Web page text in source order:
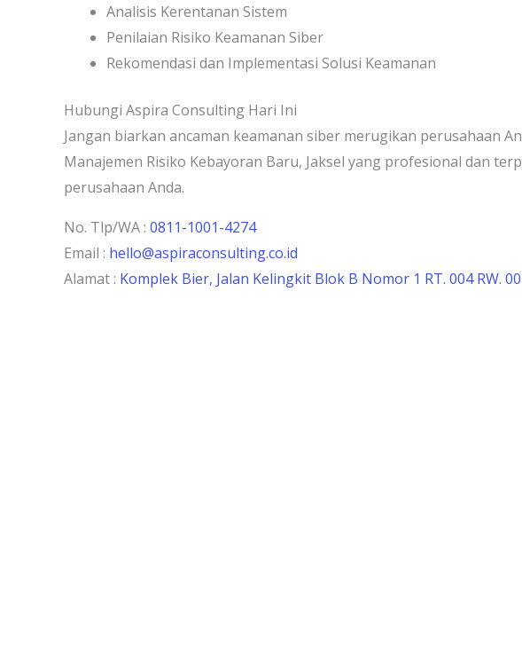
Analisis Kerentanan Sistem
Penilaian Risiko Keamanan Siber
Rekomendasi dan Implementasi Solusi Keamanan
Hubungi Aspira Consulting Hari Ini
Jangan biarkan ancaman keamanan siber merugikan perusahaan
Manajemen Risiko Kebayoran Baru, Jaksel yang profesional dan
perusahaan Anda.
No. Tlp/WA : 0811-1001-4274
Email : hello@aspiraconsulting.co.id
Alamat : Komplek Bier, Jalan Kelingkit Blok B Nomor 1 RT. 004 RW.